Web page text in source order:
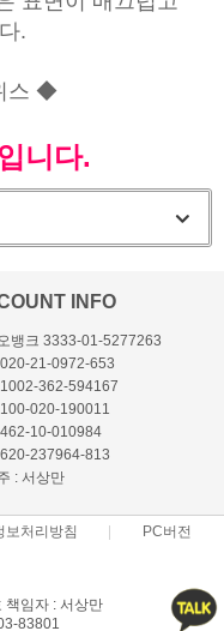
.
스 ◆
니다.
INFO
뱅크 3333-01-5277263
21-0972-653
362-594167
020-190011
10-010984
237964-813
: 서상만
보처리방침 PC버전
책임자 : 서상만
83801